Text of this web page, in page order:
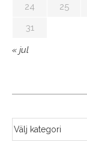
24
25
31
« jul